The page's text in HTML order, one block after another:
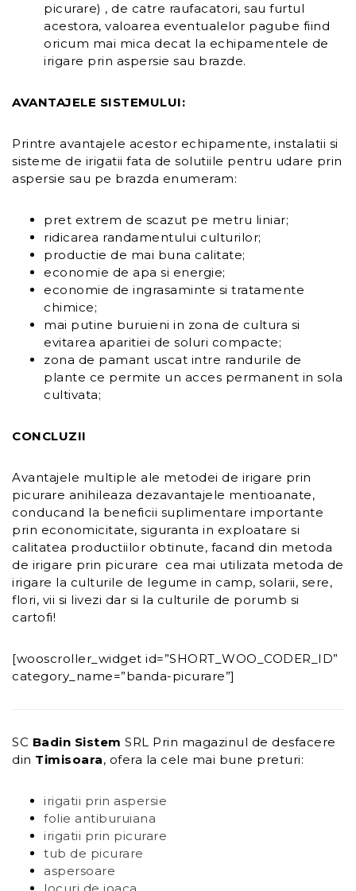
picurare) , de catre raufacatori, sau furtul
acestora, valoarea eventualelor pagube fiind
oricum mai mica decat la echipamentele de
irigare prin aspersie sau brazde.
AVANTAJELE SISTEMULUI:
Printre avantajele acestor echipamente, instalatii si
sisteme de irigatii fata de solutiile pentru udare prin
aspersie sau pe brazda enumeram:
pret extrem de scazut pe metru liniar;
ridicarea randamentului culturilor;
productie de mai buna calitate;
economie de apa si energie;
economie de ingrasaminte si tratamente
chimice;
mai putine buruieni in zona de cultura si
evitarea aparitiei de soluri compacte;
zona de pamant uscat intre randurile de
plante ce permite un acces permanent in sola
cultivata;
CONCLUZII
Avantajele multiple ale metodei de irigare prin
picurare anihileaza dezavantajele mentioanate,
conducand la beneficii suplimentare importante
prin economicitate, siguranta in exploatare si
calitatea productiilor obtinute, facand din metoda
de irigare prin picurare cea mai utilizata metoda de
irigare la culturile de legume in camp, solarii, sere,
flori, vii si livezi dar si la culturile de porumb si
cartofi!
[wooscroller_widget id=”SHORT_WOO_CODER_ID”
category_name=”banda-picurare”]
SC Badin Sistem SRL Prin magazinul de desfacere
din Timisoara, ofera la cele mai bune preturi:
irigatii prin aspersie
folie antiburuiana
irigatii prin picurare
tub de picurare
aspersoare